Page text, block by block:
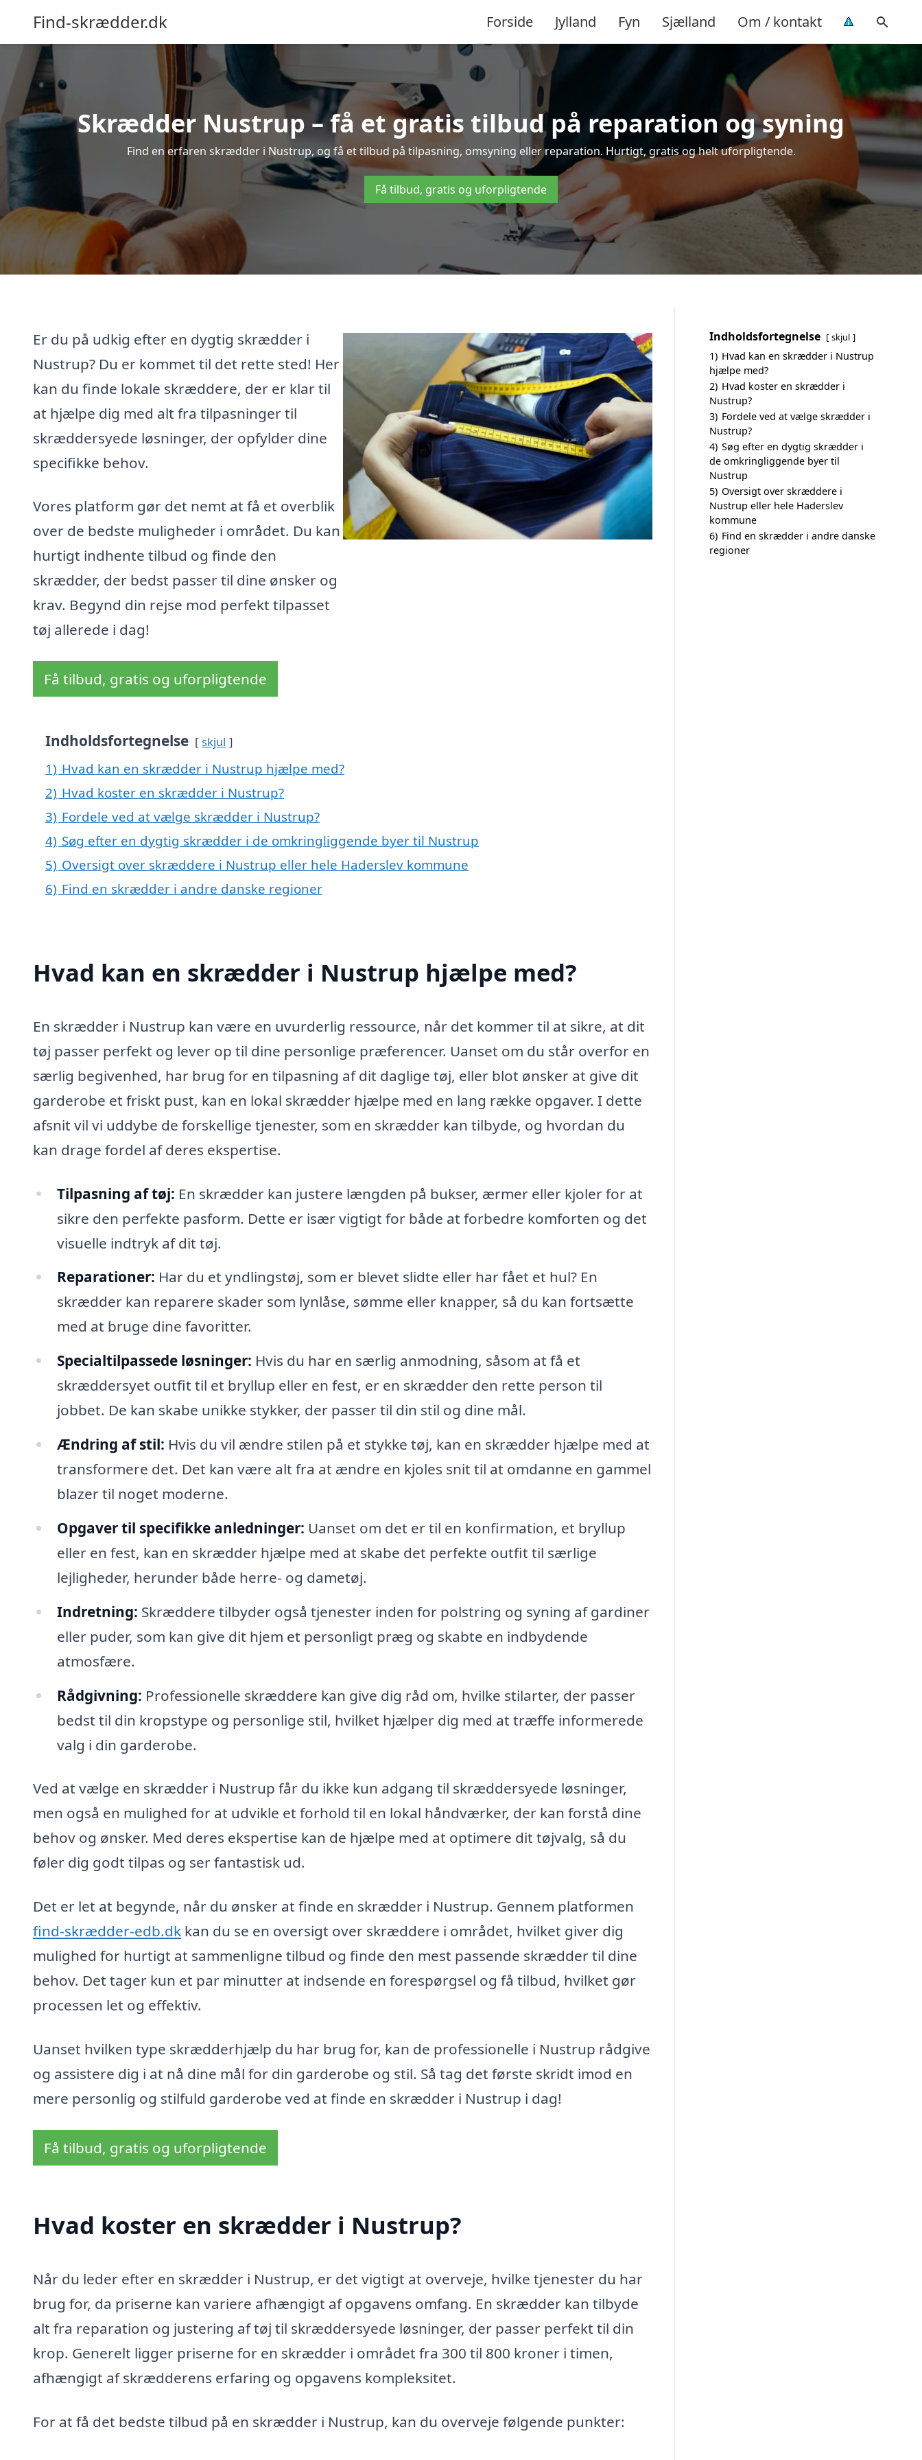
Find-skrædder.dk Forside Jylland Fyn Sjælland Om / kontakt
Skrædder Nustrup – få et gratis tilbud på reparation og syning
Find en erfaren skrædder i Nustrup, og få et tilbud på tilpasning, omsyning eller reparation. Hurtigt, gratis og helt uforpligtende.
Få tilbud, gratis og uforpligtende
Er du på udkig efter en dygtig skrædder i
Nustrup? Du er kommet til det rette sted! Her
kan du finde lokale skræddere, der er klar til
at hjælpe dig med alt fra tilpasninger til
skræddersyede løsninger, der opfylder dine
specifikke behov.
Vores platform gør det nemt at få et overblik
over de bedste muligheder i området. Du kan
hurtigt indhente tilbud og finde den
skrædder, der bedst passer til dine ønsker og
krav. Begynd din rejse mod perfekt tilpasset
tøj allerede i dag!
Få tilbud, gratis og uforpligtende
Indholdsfortegnelse skjul
1) Hvad kan en skrædder i Nustrup hjælpe med?
2) Hvad koster en skrædder i Nustrup?
3) Fordele ved at vælge skrædder i Nustrup?
4) Søg efter en dygtig skrædder i de omkringliggende byer til Nustrup
5) Oversigt over skræddere i Nustrup eller hele Haderslev kommune
6) Find en skrædder i andre danske regioner
Hvad kan en skrædder i Nustrup hjælpe med?
En skrædder i Nustrup kan være en uvurderlig ressource, når det kommer til at sikre, at dit
tøj passer perfekt og lever op til dine personlige præferencer. Uanset om du står overfor en
særlig begivenhed, har brug for en tilpasning af dit daglige tøj, eller blot ønsker at give dit
garderobe et friskt pust, kan en lokal skrædder hjælpe med en lang række opgaver. I dette
afsnit vil vi uddybe de forskellige tjenester, som en skrædder kan tilbyde, og hvordan du
kan drage fordel af deres ekspertise.
Tilpasning af tøj: En skrædder kan justere længden på bukser, ærmer eller kjoler for at
sikre den perfekte pasform. Dette er især vigtigt for både at forbedre komforten og det
visuelle indtryk af dit tøj.
Reparationer: Har du et yndlingstøj, som er blevet slidte eller har fået et hul? En
skrædder kan reparere skader som lynlåse, sømme eller knapper, så du kan fortsætte
med at bruge dine favoritter.
Specialtilpassede løsninger: Hvis du har en særlig anmodning, såsom at få et
skræddersyet outfit til et bryllup eller en fest, er en skrædder den rette person til
jobbet. De kan skabe unikke stykker, der passer til din stil og dine mål.
Ændring af stil: Hvis du vil ændre stilen på et stykke tøj, kan en skrædder hjælpe med at
transformere det. Det kan være alt fra at ændre en kjoles snit til at omdanne en gammel
blazer til noget moderne.
Opgaver til specifikke anledninger: Uanset om det er til en konfirmation, et bryllup
eller en fest, kan en skrædder hjælpe med at skabe det perfekte outfit til særlige
lejligheder, herunder både herre- og dametøj.
Indretning: Skræddere tilbyder også tjenester inden for polstring og syning af gardiner
eller puder, som kan give dit hjem et personligt præg og skabte en indbydende
atmosfære.
Rådgivning: Professionelle skræddere kan give dig råd om, hvilke stilarter, der passer
bedst til din kropstype og personlige stil, hvilket hjælper dig med at træffe informerede
valg i din garderobe.
Ved at vælge en skrædder i Nustrup får du ikke kun adgang til skræddersyede løsninger,
men også en mulighed for at udvikle et forhold til en lokal håndværker, der kan forstå dine
behov og ønsker. Med deres ekspertise kan de hjælpe med at optimere dit tøjvalg, så du
føler dig godt tilpas og ser fantastisk ud.
Det er let at begynde, når du ønsker at finde en skrædder i Nustrup. Gennem platformen
find-skrædder-edb.dk kan du se en oversigt over skræddere i området, hvilket giver dig
mulighed for hurtigt at sammenligne tilbud og finde den mest passende skrædder til dine
behov. Det tager kun et par minutter at indsende en forespørgsel og få tilbud, hvilket gør
processen let og effektiv.
Uanset hvilken type skrædderhjælp du har brug for, kan de professionelle i Nustrup rådgive
og assistere dig i at nå dine mål for din garderobe og stil. Så tag det første skridt imod en
mere personlig og stilfuld garderobe ved at finde en skrædder i Nustrup i dag!
Få tilbud, gratis og uforpligtende
Hvad koster en skrædder i Nustrup?
Når du leder efter en skrædder i Nustrup, er det vigtigt at overveje, hvilke tjenester du har
brug for, da priserne kan variere afhængigt af opgavens omfang. En skrædder kan tilbyde
alt fra reparation og justering af tøj til skræddersyede løsninger, der passer perfekt til din
krop. Generelt ligger priserne for en skrædder i området fra 300 til 800 kroner i timen,
afhængigt af skrædderens erfaring og opgavens kompleksitet.
For at få det bedste tilbud på en skrædder i Nustrup, kan du overveje følgende punkter:
Indholdsfortegnelse skjul
1) Hvad kan en skrædder i Nustrup
hjælpe med?
2) Hvad koster en skrædder i
Nustrup?
3) Fordele ved at vælge skrædder i
Nustrup?
4) Søg efter en dygtig skrædder i
de omkringliggende byer til
Nustrup
5) Oversigt over skræddere i
Nustrup eller hele Haderslev
kommune
6) Find en skrædder i andre danske
regioner